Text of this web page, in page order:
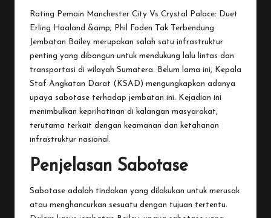
Rating Pemain Manchester City Vs Crystal Palace: Duet
Erling Haaland &amp; Phil Foden Tak Terbendung
Jembatan Bailey merupakan salah satu infrastruktur
penting yang dibangun untuk mendukung lalu lintas dan
transportasi di wilayah Sumatera. Belum lama ini, Kepala
Staf Angkatan Darat (KSAD) mengungkapkan adanya
upaya sabotase terhadap jembatan ini. Kejadian ini
menimbulkan keprihatinan di kalangan masyarakat,
terutama terkait dengan keamanan dan ketahanan
infrastruktur nasional.
Penjelasan Sabotase
Sabotase adalah tindakan yang dilakukan untuk merusak
atau menghancurkan sesuatu dengan tujuan tertentu.